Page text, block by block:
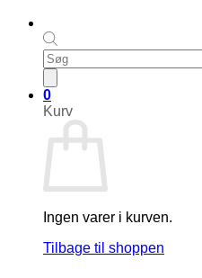
Products
search
0
Kurv
Ingen varer i kurven.
Tilbage til shoppen